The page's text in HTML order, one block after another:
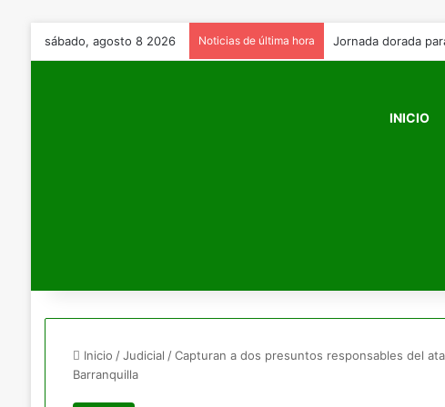
sábado, agosto 8 2026 Noticias de última hora
INICIO
Inicio / Judicial / Capturan a dos presuntos responsables del
Barranquilla